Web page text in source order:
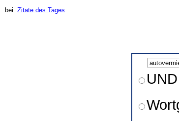
bei Zitate des Tages